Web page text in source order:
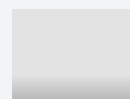
客對在地文化的探索與體
餐廳、中西結合的漁人碼頭
的農場，小朋友們可盡情
丁叔叔課堂，共度愉快的親
平方米的宴會及會議場
滿足不同的會議及宴會需
遊期待與您共赴南沙，遇